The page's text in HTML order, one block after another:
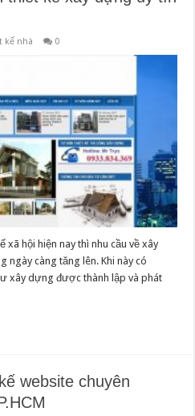
kế nhà 0
xã hội hiện nay thì nhu cầu về xây
ngày càng tăng lên. Khi này có
xây dựng được thành lập và phát
website chuyên